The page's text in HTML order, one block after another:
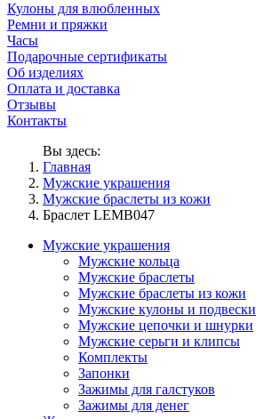
Кулоны для влюбленных
Ремни и пряжки
Часы
Подарочные сертификаты
Об изделиях
Оплата и доставка
Отзывы
Контакты
Вы здесь:
Главная
Мужские украшения
Мужские браслеты из кожи
Браслет LEMB047
Мужские украшения
Мужские кольца
Мужские браслеты
Мужские браслеты из кожи
Мужские кулоны и подвески
Мужские цепочки и шнурки
Мужские серьги и клипсы
Комплекты
Запонки
Зажимы для галстуков
Зажимы для денег